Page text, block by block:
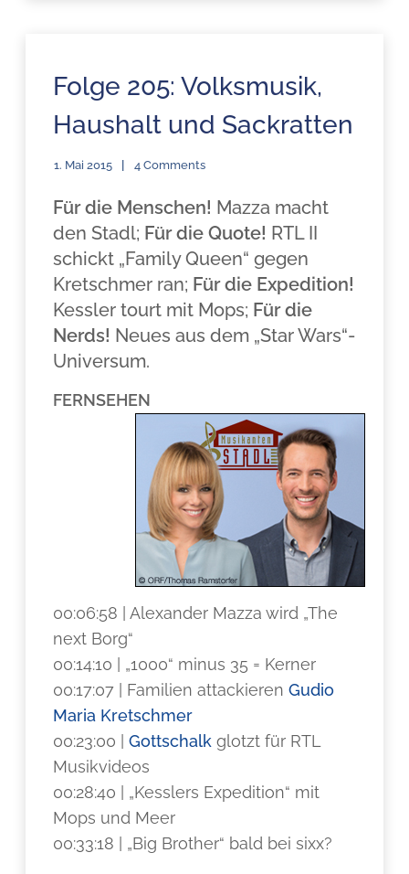
Folge 205: Volksmusik,
Haushalt und Sackratten
1. Mai 2015 4 Comments
Für die Menschen! Mazza macht
den Stadl; Für die Quote! RTL II
schickt „Family Queen“ gegen
Kretschmer ran; Für die Expedition!
Kessler tourt mit Mops; Für die
Nerds! Neues aus dem „Star Wars“-
Universum.
FERNSEHEN
00:06:58 | Alexander Mazza wird „The
next Borg“
00:14:10 | „1000“ minus 35 = Kerner
00:17:07 | Familien attackierenGudio
Maria Kretschmer
00:23:00 |Gottschalk glotzt für RTL
Musikvideos
00:28:40 | „Kesslers Expedition“ mit
Mops und Meer
00:33:18 | „Big Brother“ bald bei sixx?